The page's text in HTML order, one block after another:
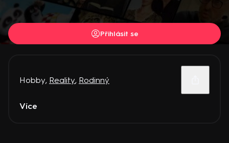
Přihlásit se
Hobby, Reality, Rodinný
Více